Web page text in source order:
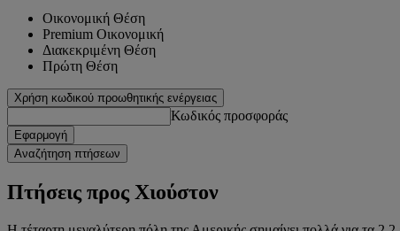
Οικονομική Θέση
Premium Οικονομική
Διακεκριμένη Θέση
Πρώτη Θέση
Χρήση κωδικού προωθητικής ενέργειας
Κωδικός προσφοράς
Εφαρμογή
Αναζήτηση πτήσεων
Πτήσεις προς Χιούστον